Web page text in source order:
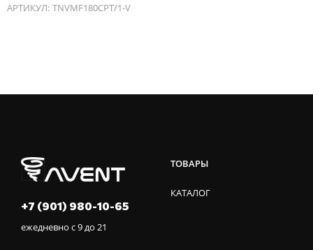
АРТИКУЛ: TNVMF180CPT/1-V
+7 (901) 980-10-65
ежедневно с 9 до 21
ТОВАРЫ
КАТАЛОГ